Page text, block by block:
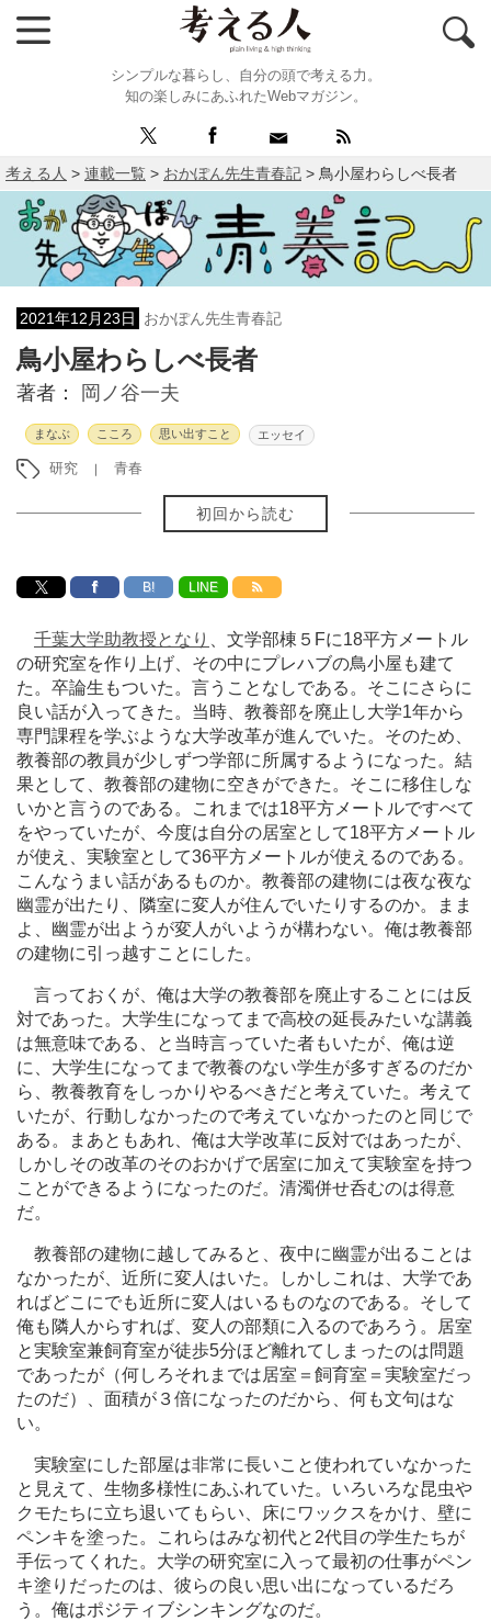
シンプルな暮らし、自分の頭で考える力。
知の楽しみにあふれたWebマガジン。
考える人 > 連載一覧 > おかぽん先生青春記 > 鳥小屋わらしべ長者
2021年12月23日 おかぽん先生青春記
鳥小屋わらしべ長者
著者： 岡ノ谷一夫
まなぶ こころ 思い出すこと エッセイ
研究 青春
初回から読む
B! LINE
千葉大学助教授となり
、文学部棟５Fに18平方メートル
の研究室を作り上げ、その中にプレハブの鳥小屋も建て
た。卒論生もついた。言うことなしである。そこにさらに
良い話が入ってきた。当時、教養部を廃止し大学1年から
専門課程を学ぶような大学改革が進んでいた。そのため、
教養部の教員が少しずつ学部に所属するようになった。結
果として、教養部の建物に空きができた。そこに移住しな
いかと言うのである。これまでは18平方メートルですべて
をやっていたが、今度は自分の居室として18平方メートル
が使え、実験室として36平方メートルが使えるのである。
こんなうまい話があるものか。教養部の建物には夜な夜な
幽霊が出たり、隣室に変人が住んでいたりするのか。まま
よ、幽霊が出ようが変人がいようが構わない。俺は教養部
の建物に引っ越すことにした。
言っておくが、俺は大学の教養部を廃止することには反
対であった。大学生になってまで高校の延長みたいな講義
は無意味である、と当時言っていた者もいたが、俺は逆
に、大学生になってまで教養のない学生が多すぎるのだか
ら、教養教育をしっかりやるべきだと考えていた。考えて
いたが、行動しなかったので考えていなかったのと同じで
ある。まあともあれ、俺は大学改革に反対ではあったが、
しかしその改革のそのおかげで居室に加えて実験室を持つ
ことができるようになったのだ。清濁併せ呑むのは得意
だ。
教養部の建物に越してみると、夜中に幽霊が出ることは
なかったが、近所に変人はいた。しかしこれは、大学であ
ればどこにでも近所に変人はいるものなのである。そして
俺も隣人からすれば、変人の部類に入るのであろう。居室
と実験室兼飼育室が徒歩5分ほど離れてしまったのは問題
であったが（何しろそれまでは居室＝飼育室＝実験室だっ
たのだ）、面積が３倍になったのだから、何も文句はな
い。
実験室にした部屋は非常に長いこと使われていなかった
と見えて、生物多様性にあふれていた。いろいろな昆虫や
クモたちに立ち退いてもらい、床にワックスをかけ、壁に
ペンキを塗った。これらはみな初代と2代目の学生たちが
手伝ってくれた。大学の研究室に入って最初の仕事がペン
キ塗りだったのは、彼らの良い思い出になっているだろ
う。俺はポジティブシンキングなのだ。